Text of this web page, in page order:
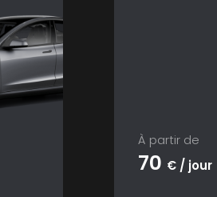
À partir de
70 € / jour